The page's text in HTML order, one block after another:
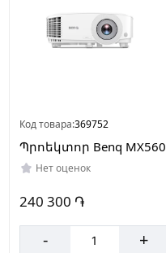
Код товара:369752
Պրոեկտոր Benq MX560
Нет оценок
240 300 ֏
- +